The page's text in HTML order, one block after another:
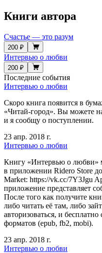
Книги автора
Счастье — это разум
200 ₽
Интервью о любви
200 ₽
Последние события
Интервью о любви
Скоро книга появится в
«Читай-город». Вы можете
и я сообщу о поступлении.
23 апр. 2018 г.
Интервью о любви
Книгу «Интервью о любви»
в приложении Ridero Store
Market: https://vk.cc/7Y3Jgu
приложение представляет
После того как получите
либо читать её там, либо
авторизоваться, и бесплатно
форматов (epub, fb2, mobi).
23 апр. 2018 г.
Интервью о любви